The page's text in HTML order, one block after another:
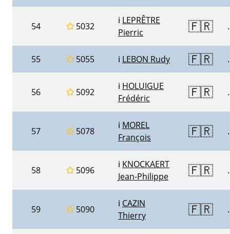
54 5032
ℹ️ LEPRÊTRE
Pierric
🇫🇷 .
55 5055 ℹ️ LEBON Rudy 🇫🇷 .
56 5092
ℹ️ HOLUIGUE
Frédéric
🇫🇷 .
57 5078
ℹ️ MOREL
François
🇫🇷 .
58 5096
ℹ️ KNOCKAERT
Jean-Philippe
🇫🇷 .
59 5090
ℹ️ CAZIN
Thierry
🇫🇷 .